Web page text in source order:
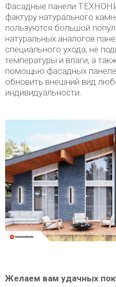
Фасадные панели
фактуру натурального
пользуются большой
натуральных аналогов
специального ухода, не
температуры и влаги, а
помощью фасадных
обновить внешний вид
индивидуальности.
Желаем вам удачных